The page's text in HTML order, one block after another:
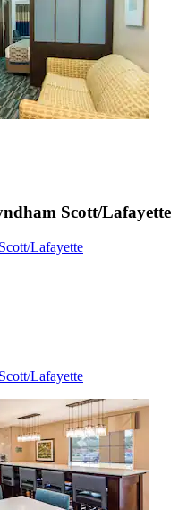
Scott/Lafayette
Lafayette
Lafayette